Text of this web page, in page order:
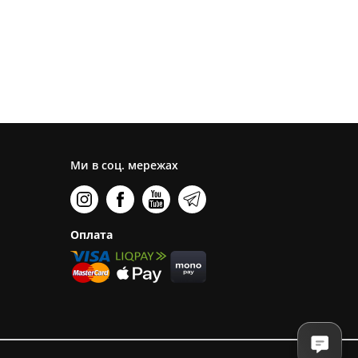
Ми в соц. мережах
Оплата